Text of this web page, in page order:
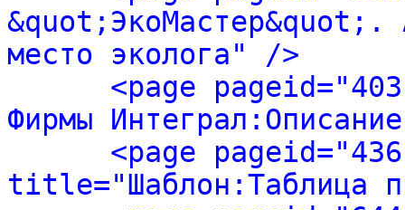
&quot;ЭкоМастер&quot;.
место эколога" />
<page
Фирмы
<page
title="Шаблон:Таблица